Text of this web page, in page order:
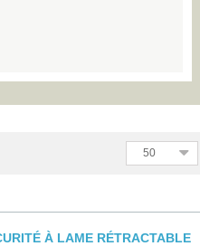
50
À LAME RÉTRACTABLE